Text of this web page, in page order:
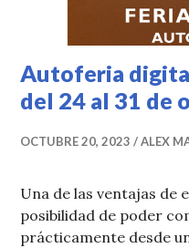
Autoferia
del 24 al 31 de
OCTUBRE 20, 2023 ALEX
Una de las ventajas de
posibilidad de poder
prácticamente desde